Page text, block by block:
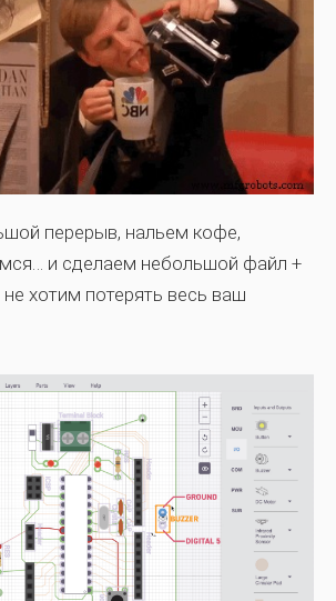
перерыв, нальем кофе,
и сделаем небольшой файл +
хотим потерять весь ваш